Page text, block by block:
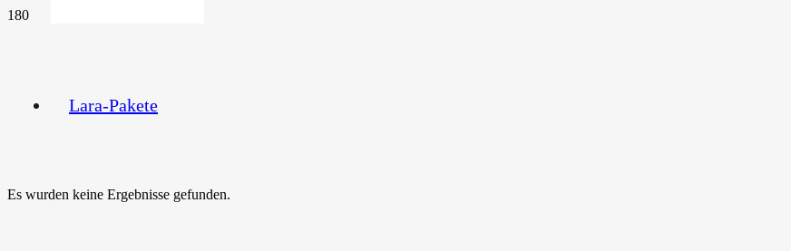
Lara-Pakete
Es wurden keine Ergebnisse gefunden.